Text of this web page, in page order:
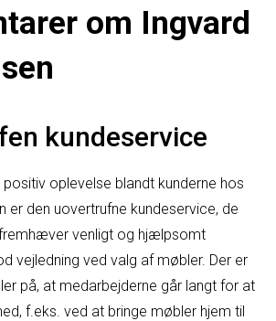
om Ingvard
kundeservice
oplevelse blandt kunderne hos
er den uovertrufne kundeservice, de
venligt og hjælpsomt
vejledning ved valg af møbler. Der er
på, at medarbejderne går langt for at
f.eks. ved at bringe møbler hjem til